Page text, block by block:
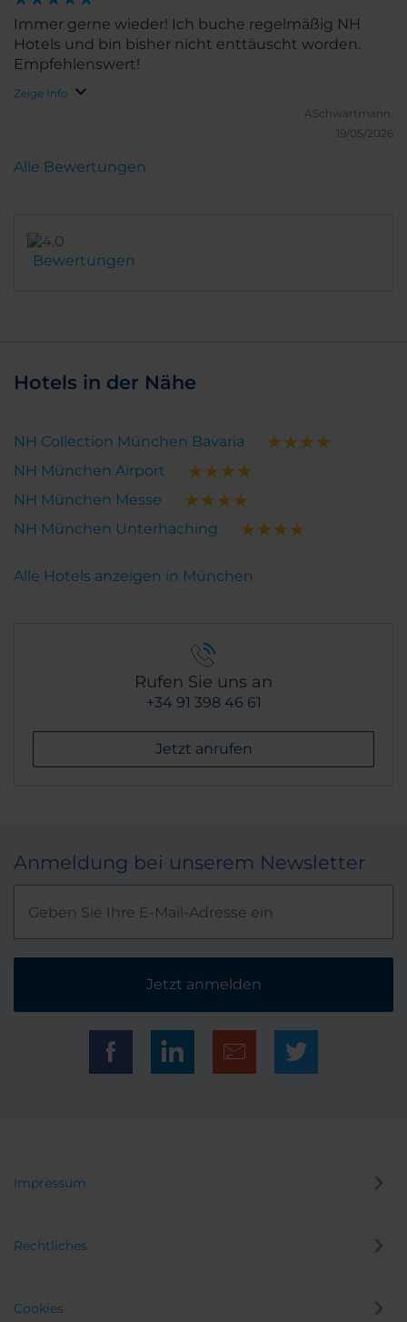
Immer gerne wieder! Ich buche regelmäßig NH
Hotels und bin bisher nicht enttäuscht worden.
Empfehlenswert!
Zeige Info
ASchwartmann.
19/05/2026
Bewertungen
Alle Bewertungen
Hotels in der Nähe
NH Collection München Bavaria
NH München Airport
NH München Messe
NH München Unterhaching
Alle Hotels anzeigen in München
Rufen Sie uns an
+34 91 398 46 61
Jetzt anrufen
Anmeldung bei unserem Newsletter
Jetzt anmelden
Impressum
Rechtliches
Cookies